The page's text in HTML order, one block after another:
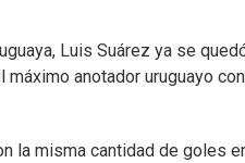
Luis Suárez ya se
anotador uruguayo
la misma cantidad de goles